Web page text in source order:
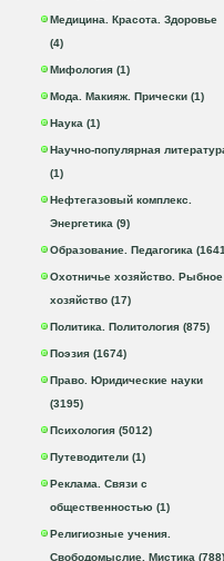
Медицина. Красота. Здоровье
(4)
Мифология (1)
Мода. Макияж. Прически (1)
Наука (1)
Научно-популярная
(1)
Нефтегазовый комплекс.
Энергетика (9)
Образование. Педагогика
Охотничье хозяйство. Рыбное
хозяйство (17)
Политика. Политология (875)
Поэзия (1674)
Право. Юридические науки
(3195)
Психология (5012)
Путеводители (1)
Реклама. Связи с
общественностью (1)
Религиозные учения.
Свободомыслие. Мистика (788)